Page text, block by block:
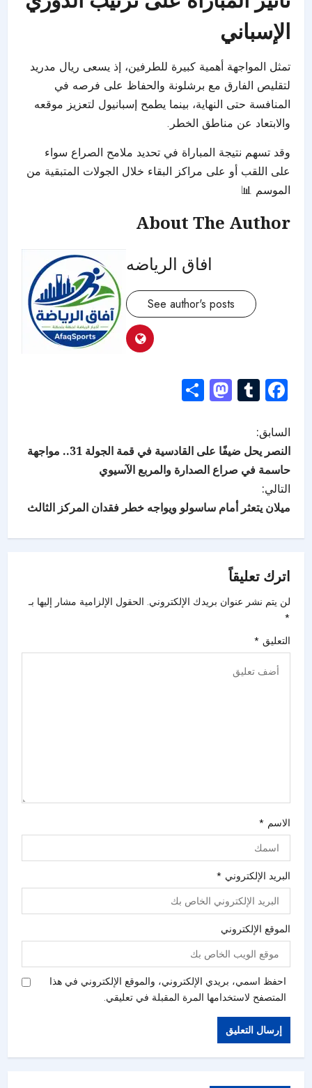
الإسباني
تمثل المواجهة أهمية كبيرة للطرفين، إذ يسعى ريال مدريد
لتقليص الفارق مع برشلونة والحفاظ على فرصه في
المنافسة حتى النهاية، بينما يطمح إسبانيول لتعزيز موقعه
والابتعاد عن مناطق الخطر.
وقد تسهم نتيجة المباراة في تحديد ملامح الصراع سواء
على اللقب أو على مراكز البقاء خلال الجولات المتبقية من
الموسم 📊
About The Author
افاق الرياضه
See author's posts
Facebook
Tumblr
Mastodon
السابق:
النصر يحل ضيفًا على القادسية في قمة الجولة 31.. مواجهة
حاسمة في صراع الصدارة والمربع الآسيوي
التالي:
ميلان يتعثر أمام ساسولو ويواجه خطر فقدان المركز الثالث
اترك تعليقاً
لن يتم نشر عنوان بريدك الإلكتروني. الحقول الإلزامية مشار إليها بـ
*
التعليق *
الاسم *
البريد الإلكتروني *
الموقع الإلكتروني
احفظ اسمي، بريدي الإلكتروني، والموقع الإلكتروني في هذا
المتصفح لاستخدامها المرة المقبلة في تعليقي.